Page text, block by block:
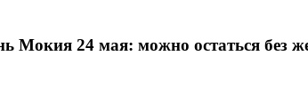
Мокия 24 мая: можно остаться без